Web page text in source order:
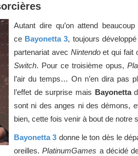
Autant dire qu’on attend beaucoup
ce Bayonetta 3, toujours
partenariat avec Nintendoet qui fait
Switch. Pour ce troisième opus,
l’air du temps… On n’en dira pas
l’effet de surprise mais Bayonetta
sont ni des anges ni des démons,
bien, cette fois venir à bout de notre
Bayonetta 3 donne le ton dès le
oreilles.PlatinumGames a décidé